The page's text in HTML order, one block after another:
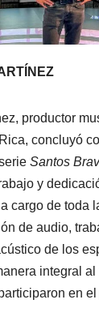
productor
concluyó
Santos
y
cargo de toda
de audio,
de los
integral
en